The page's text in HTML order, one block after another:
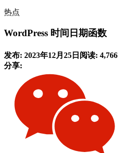
热点
WordPress 时间日期函数
发布: 2023年12月25日 阅读: 4,766
分享: